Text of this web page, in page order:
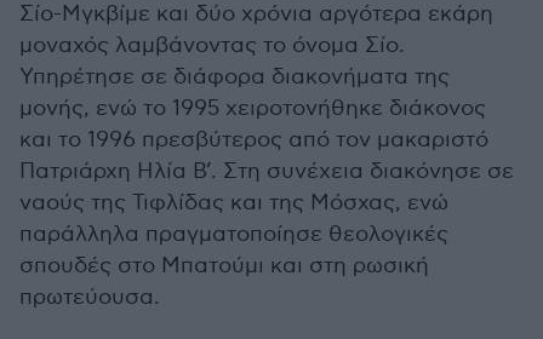
Σίο-Μγκβίμε και δύο χρόνια αργότερα εκάρη
μοναχός λαμβάνοντας το όνομα Σίο.
Υπηρέτησε σε διάφορα διακονήματα της
μονής, ενώ το 1995 χειροτονήθηκε διάκονος
και το 1996 πρεσβύτερος από τον μακαριστό
Πατριάρχη Ηλία Β’. Στη συνέχεια διακόνησε σε
ναούς της Τιφλίδας και της Μόσχας, ενώ
παράλληλα πραγματοποίησε θεολογικές
σπουδές στο Μπατούμι και στη ρωσική
πρωτεύουσα.